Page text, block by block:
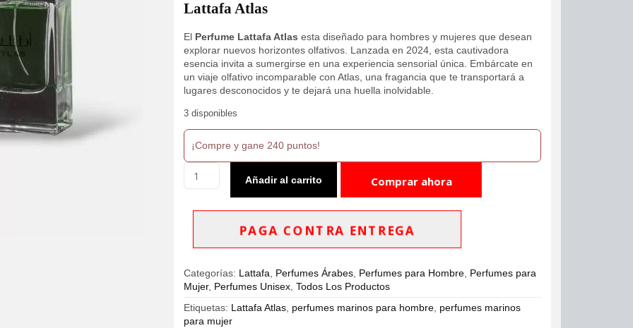
Lattafa Atlas
El Perfume Lattafa Atlas esta diseñado para hombres y mujeres que desean
explorar nuevos horizontes olfativos. Lanzada en 2024, esta cautivadora
esencia invita a sumergirse en una experiencia sensorial única. Embárcate en
un viaje olfativo incomparable con Atlas, una fragancia que te transportará a
lugares desconocidos y te dejará una huella inolvidable.
3 disponibles
¡Compre y gane 240 puntos!
Lattafa
Eau
55ml
cantidad
Añadir al carrito Comprar ahora
PAGA CONTRA ENTREGA
Categorías: Lattafa, Perfumes Árabes, Perfumes para Hombre, Perfumes para
Mujer, Perfumes Unisex,Todos Los Productos
Etiquetas: Lattafa Atlas, perfumes marinos para hombre, perfumes marinos
para mujer